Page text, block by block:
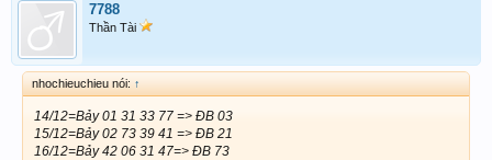
7788
Thần Tài
nhochieuchieu nói: ↑
14/12=Bảy 01 31 33 77 => ĐB 03
15/12=Bảy 02 73 39 41 => ĐB 21
16/12=Bảy 42 06 31 47=> ĐB 73